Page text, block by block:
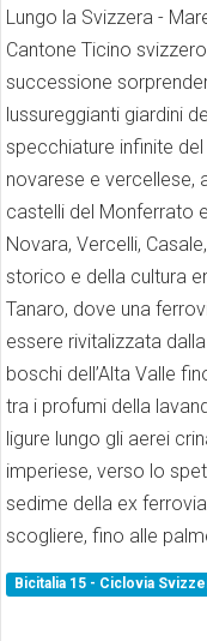
Lungo la Svizzera -
Cantone Ticino
successione
lussureggianti giardini
specchiature infinite
novarese e vercellese,
castelli del Monferrato
Novara, Vercelli,
storico e della cultura
Tanaro, dove una
essere rivitalizzata
boschi dell’Alta Valle
tra i profumi della
ligure lungo gli aerei
imperiese, verso lo
sedime della ex
scogliere, fino alle
Bicitalia 15 - Ciclovia